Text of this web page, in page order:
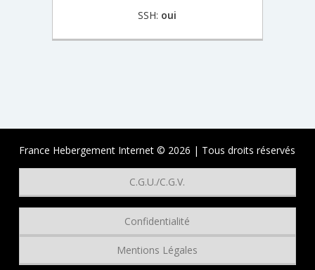
SSH: oui
France Hebergement Internet © 2026 | Tous droits réservés
C.G.U./C.G.V.
Mentions Légales
Confidentialité